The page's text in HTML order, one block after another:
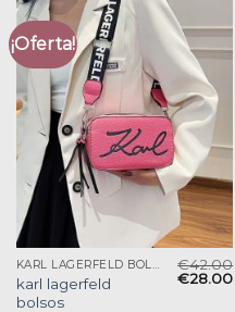
¡Oferta!
KARL LAGERFELD BOLSOS
karl lagerfeld
bolsos
€42.00
€28.00